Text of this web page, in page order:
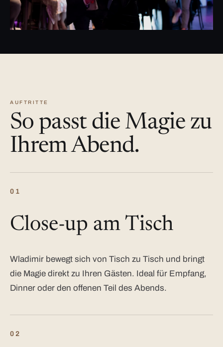
AUFTRITTE
So passt die Magie zu
Ihrem Abend.
01
Close-up am Tisch
Wladimir bewegt sich von Tisch zu Tisch und bringt
die Magie direkt zu Ihren Gästen. Ideal für Empfang,
Dinner oder den offenen Teil des Abends.
02